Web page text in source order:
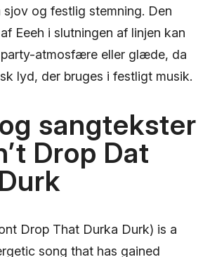
sjov og festlig stemning. Den
Eeeh i slutningen af linjen kan
atmosfære eller glæde, da
lyd, der bruges i festligt musik.
sangtekster
Drop Dat
Drop That Durka Durk) is a
song that has gained